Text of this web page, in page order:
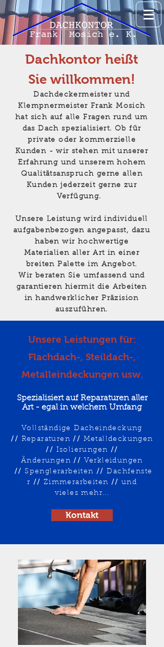
Dachkontor heißt
Sie willkommen!
Dachdeckermeister und
Klempnermeister Frank Mosich
hat sich auf alle Fragen rund um
das Dach spezialisiert. Ob für
private oder kommerzielle
Kunden - wir stehen mit unserer
Erfahrung und unserem hohem
Qualitätsanspruch gerne allen
Kunden jederzeit gerne zur
Verfügung.
Unsere Leistung wird individuell
aufgabenbezogen angepasst, dazu
haben wir hochwertige
Materialien aller Art in einer
breiten Palette im Angebot.
Wir beraten Sie umfassend und
garantieren hiermit die Arbeiten
in handwerklicher Präzision
auszuführen.
Unsere Leistungen für:
Flachdach-, Steildach-,
Metalleindeckungen usw.
Spezialisiert auf Reparaturen aller
Art - egal in welchem Umfang
Vollständige Dacheindeckung
// Reparaturen // Metalldeckungen
// Isolierungen //
Änderungen//
Verkleidungen
//Spenglerarbeiten// Dachfenste
r // Zimmerarbeiten //und
vieles mehr...
Kontakt